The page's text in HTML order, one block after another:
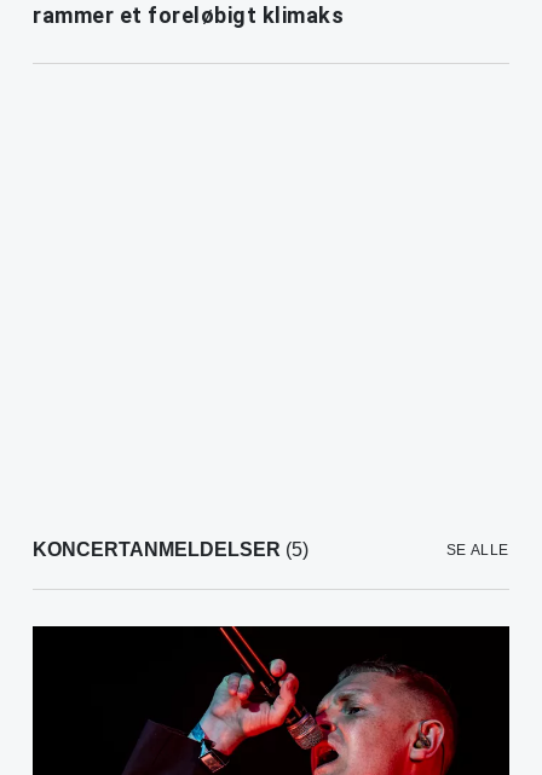
rammer et foreløbigt klimaks
KONCERTANMELDELSER (5) SE ALLE